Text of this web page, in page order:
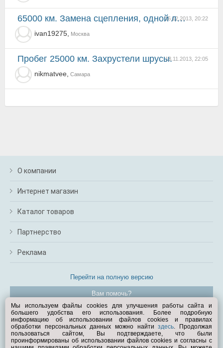
16.12.2013, 20:22
65000 км. Замена сцепления, одной лампы ближнего, генератор, передние колодки
ivan19275, Москва
18.11.2013, 22:05
Пробег 25000 км. Захрустели шрусы.
nikmatvee, Самара
О компании
Интернет магазин
Каталог товаров
Партнерство
Реклама
Перейти на полную версию
Вам помочь?
© Exist.ru 1998—2026
Мы используем файлы cookies для улучшения работы сайта и
большего удобства его использования. Более подробную
информацию об использовании файлов cookies и правилах
обработки персональных данных можно найтиздесь. Продолжая
пользоваться сайтом, Вы подтверждаете, что были
проинформированы об использовании файлов cookies и согласны с